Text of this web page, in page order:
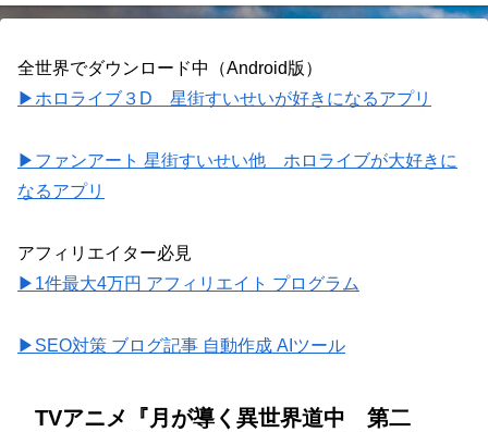
全世界でダウンロード中（Android版）
▶ホロライブ３D 星街すいせいが好きになるアプリ
▶ファンアート 星街すいせい他 ホロライブが大好きに
なるアプリ
アフィリエイター必見
▶1件最大4万円 アフィリエイト プログラム
▶SEO対策 ブログ記事 自動作成 AIツール
TVアニメ『月が導く異世界道中 第二